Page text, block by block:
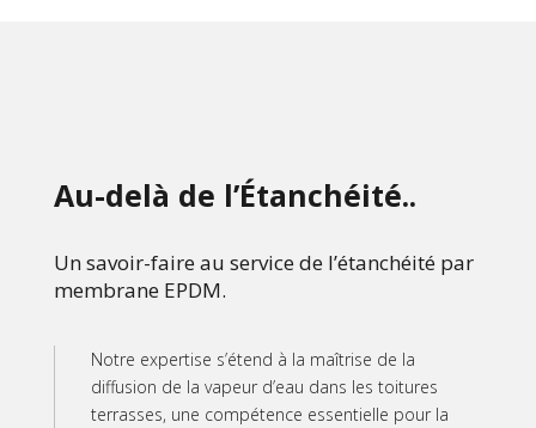
Au-delà de l’Étanchéité..
Un savoir-faire au service de l’étanchéité par
membrane EPDM.
Notre expertise s’étend à la maîtrise de la
diffusion de la vapeur d’eau dans les toitures
terrasses, une compétence essentielle pour la